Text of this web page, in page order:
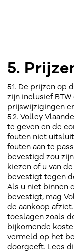
5.
5.1. De prijzen op
zijn inclusief
prijswijzigingen
5.2. Volley
te geven en de
fouten niet
fouten aan te
bevestigd zou
kiezen of u van
bevestigt tegen
Als u niet binnen
bevestigt, mag
de aankoop
toeslagen zoals
bijkomende
vermeld op het
doorgeeft. Lees